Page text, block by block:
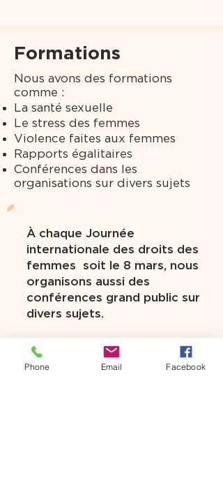
Formations
Nous avons des formations
comme :
La santé sexuelle
Le stress des femmes
Violence faites aux femmes
Rapports égalitaires
Conférences dans les
organisations sur divers sujets
À chaque Journée
internationale des droits des
femmes soit le 8 mars, nous
organisons aussi des
conférences grand public sur
divers sujets.
Phone Email Facebook